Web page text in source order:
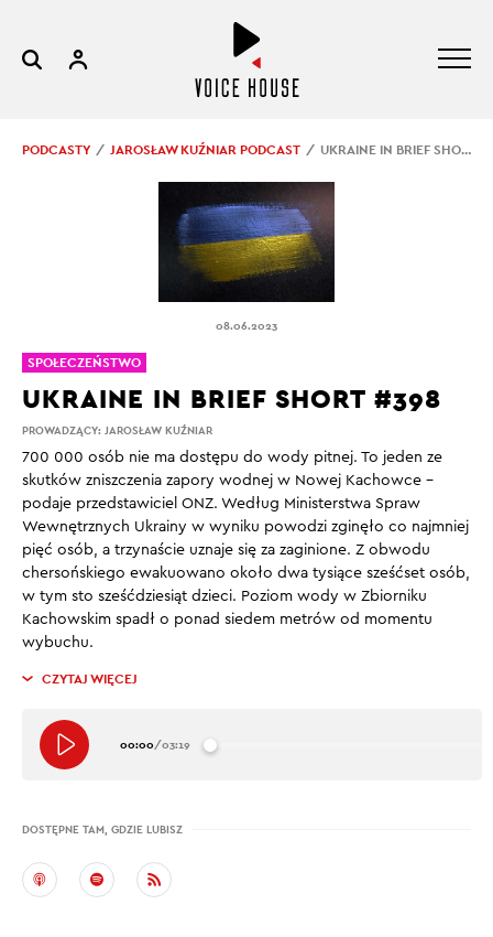
PODCASTY JAROSŁAW KUŹNIAR PODCAST UKRAINE IN BRIEF SHORT #398
08.06.2023
PROWADZĄCY: JAROSŁAW KUŹNIAR
UKRAINE IN BRIEF SHORT #398
700 000 osób nie ma dostępu do wody pitnej. To jeden ze
skutków zniszczenia zapory wodnej w Nowej Kachowce –
podaje przedstawiciel ONZ. Według Ministerstwa Spraw
Wewnętrznych Ukrainy w wyniku powodzi zginęło co najmniej
pięć osób, a trzynaście uznaje się za zaginione. Z obwodu
chersońskiego ewakuowano około dwa tysiące sześćset osób,
w tym sto sześćdziesiąt dzieci. Poziom wody w Zbiorniku
Kachowskim spadł o ponad siedem metrów od momentu
wybuchu.
CZYTAJ WIĘCEJ
00:00/03:19
DOSTĘPNE TAM, GDZIE LUBISZ
SPOŁECZEŃSTWO